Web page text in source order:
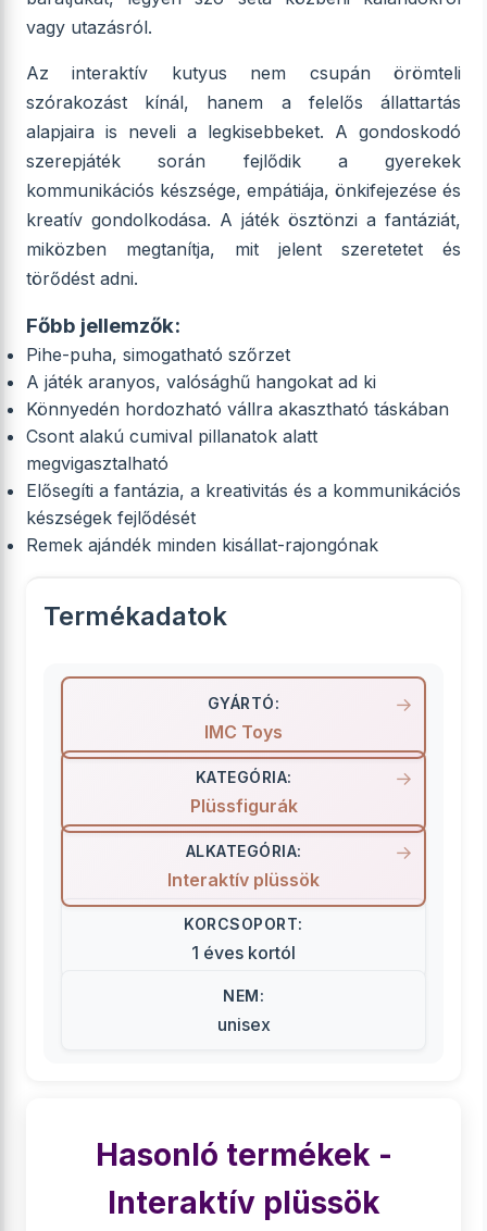
vagy utazásról.
Az interaktív kutyus nem csupán örömteli
szórakozást kínál, hanem a felelős állattartás
alapjaira is neveli a legkisebbeket. A gondoskodó
szerepjáték során fejlődik a gyerekek
kommunikációs készsége, empátiája, önkifejezése és
kreatív gondolkodása. A játék ösztönzi a fantáziát,
miközben megtanítja, mit jelent szeretetet és
törődést adni.
Főbb jellemzők:
Pihe-puha, simogatható szőrzet
A játék aranyos, valósághű hangokat ad ki
Könnyedén hordozható vállra akasztható táskában
Csont alakú cumival pillanatok alatt
megvigasztalható
Elősegíti a fantázia, a kreativitás és a kommunikációs
készségek fejlődését
Remek ajándék minden kisállat-rajongónak
Termékadatok
GYÁRTÓ:
IMC Toys
KATEGÓRIA:
Plüssfigurák
ALKATEGÓRIA:
Interaktív plüssök
KORCSOPORT:
1 éves kortól
NEM:
unisex
Hasonló termékek -
Interaktív plüssök